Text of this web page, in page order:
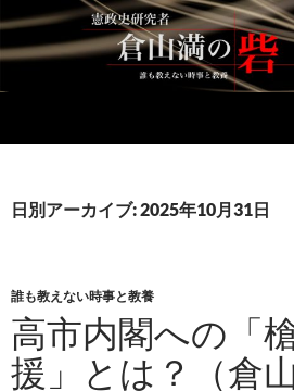
テ
ン
へ
ッ
日別アーカイブ: 2025年10月31日
誰も教えない時事と教養
高市内閣への「
援」とは？（倉